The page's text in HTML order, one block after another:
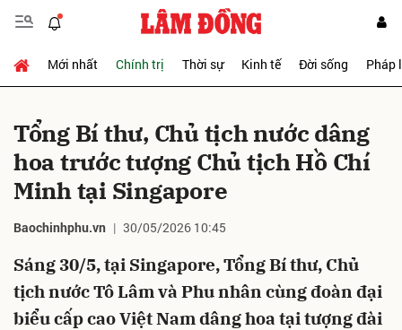
Mới nhất Chính trị Thời sự Kinh tế Đời sống Pháp
Tổng Bí thư, Chủ tịch nước dâng
hoa trước tượng Chủ tịch Hồ Chí
Minh tại Singapore
Baochinhphu.vn 30/05/2026 10:45
Sáng 30/5, tại Singapore, Tổng Bí thư, Chủ
tịch nước Tô Lâm và Phu nhân cùng đoàn đại
biểu cấp cao Việt Nam dâng hoa tại tượng đài
Gửi bình luận
Hủy Gửi